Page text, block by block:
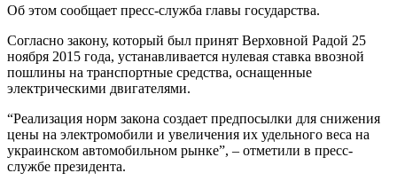
Об этом сообщает пресс-служба главы государства.
Согласно закону, который был принят Верховной Радой 25
ноября 2015 года, устанавливается нулевая ставка ввозной
пошлины на транспортные средства, оснащенные
электрическими двигателями.
“Реализация норм закона создает предпосылки для снижения
цены на электромобили и увеличения их удельного веса на
украинском автомобильном рынке”, – отметили в пресс-
службе президента.